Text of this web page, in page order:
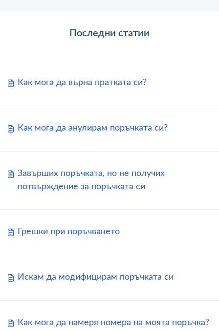
Последни статии
Как мога да върна пратката си?
Как мога да анулирам поръчката си?
Завърших поръчката, но не получих
потвърждение за поръчката си
Грешки при поръчването
Искам да модифицирам поръчката си
Как мога да намеря номера на моята поръчка?